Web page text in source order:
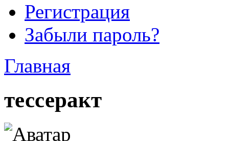
Регистрация
Забыли пароль?
Главная
тессеракт